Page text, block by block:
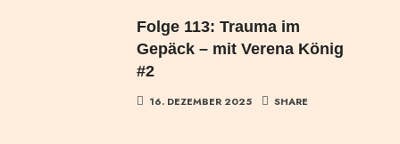
Folge 113: Trauma im
Gepäck – mit Verena König
#2
16. DEZEMBER 2025 SHARE